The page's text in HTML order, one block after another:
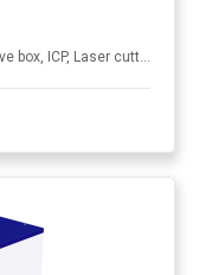
Sample evaporation, Wine making and brewling